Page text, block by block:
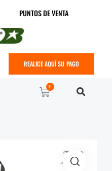
PUNTOS DE VENTA
REALICE AQUÍ SU PAGO
0